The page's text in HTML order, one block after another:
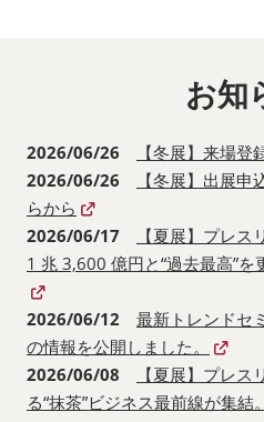
お知
2026/06/26
【冬展】来場登
2026/06/26
【冬展】出展
らから
2026/06/17
【夏展】プレ
1 兆 3,600 億円と“過去最高”を
2026/06/12 最新トレンドセ
の情報を公開しました。
2026/06/08
【夏展】プレ
る“抹茶”ビジネス最前線が集